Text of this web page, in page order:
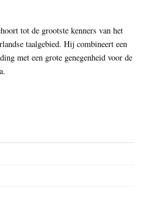
tot de grootste kenners van het
taalgebied. Hij combineert een
met een grote genegenheid voor de